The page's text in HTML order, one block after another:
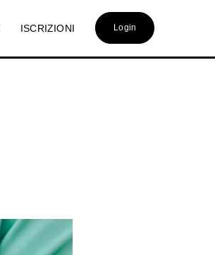
ISCRIZIONI Login